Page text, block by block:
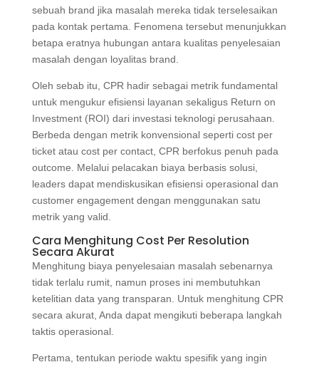
sebuah brand jika masalah mereka tidak terselesaikan
pada kontak pertama. Fenomena tersebut menunjukkan
betapa eratnya hubungan antara kualitas penyelesaian
masalah dengan loyalitas brand.
Oleh sebab itu, CPR hadir sebagai metrik fundamental
untuk mengukur efisiensi layanan sekaligus Return on
Investment (ROI) dari investasi teknologi perusahaan.
Berbeda dengan metrik konvensional seperti cost per
ticket atau cost per contact, CPR berfokus penuh pada
outcome. Melalui pelacakan biaya berbasis solusi,
leaders dapat mendiskusikan efisiensi operasional dan
customer engagement dengan menggunakan satu
metrik yang valid.
Cara Menghitung Cost Per Resolution
Secara Akurat
Menghitung biaya penyelesaian masalah sebenarnya
tidak terlalu rumit, namun proses ini membutuhkan
ketelitian data yang transparan. Untuk menghitung CPR
secara akurat, Anda dapat mengikuti beberapa langkah
taktis operasional.
Pertama, tentukan periode waktu spesifik yang ingin